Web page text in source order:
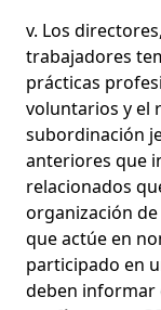
v. Los
trabajadores
prácticas
voluntarios y el
subordinación
anteriores que
relacionados
organización de
que actúe en
participado en
deben informar